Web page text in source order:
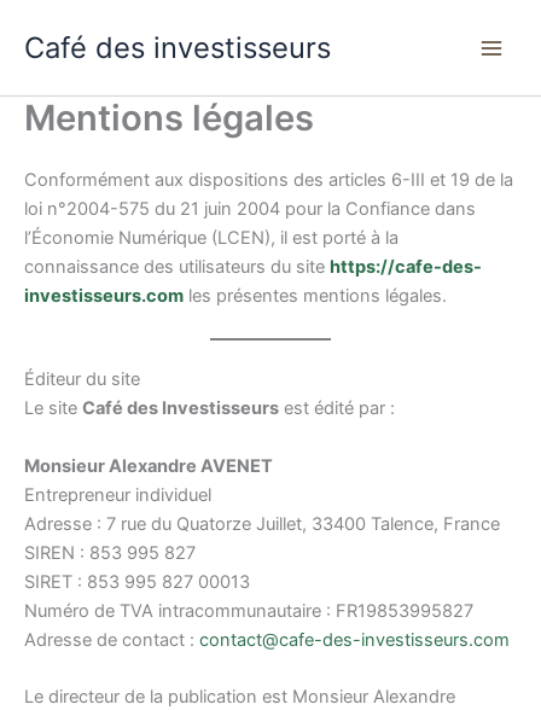
Café des investisseurs
Mentions légales
Conformément aux dispositions des articles 6-III et 19 de la
loi n°2004-575 du 21 juin 2004 pour la Confiance dans
l’Économie Numérique (LCEN), il est porté à la
connaissance des utilisateurs du site https://cafe-des-
investisseurs.com les présentes mentions légales.
Éditeur du site
Le site Café des Investisseurs est édité par :
Monsieur Alexandre AVENET
Entrepreneur individuel
Adresse : 7 rue du Quatorze Juillet, 33400 Talence, France
SIREN : 853 995 827
SIRET : 853 995 827 00013
Numéro de TVA intracommunautaire : FR19853995827
Adresse de contact : contact@cafe-des-investisseurs.com
Le directeur de la publication est Monsieur Alexandre